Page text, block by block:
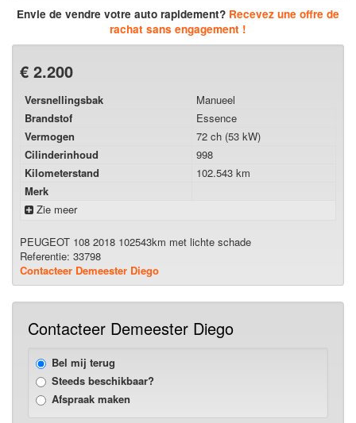
Envie de vendre votre auto rapidement? Recevez une offre de
rachat sans engagement !
€ 2.200
Versnellingsbak
Manueel
Brandstof
Essence
Vermogen
72 ch (53 kW)
Cilinderinhoud
998
Kilometerstand
102.543 km
Merk
Zie meer
PEUGEOT 108 2018 102543km met lichte schade
Referentie: 33798
Contacteer Demeester Diego
Contacteer Demeester Diego
Bel mij terug
Steeds beschikbaar?
Afspraak maken